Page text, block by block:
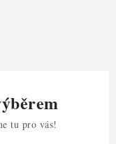
tu pro vás!